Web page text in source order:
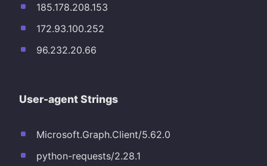
185.178.208.153
172.93.100.252
96.232.20.66
User-agent Strings
Microsoft.Graph.Client/5.62.0
python-requests/2.28.1